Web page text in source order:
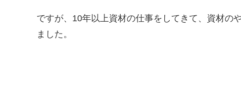
ですが、10年以上資材の仕事をしてきて、資材の
ました。